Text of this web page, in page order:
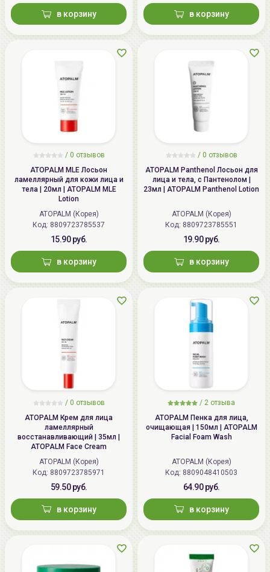
в корзину в корзину
/ 0 отзывов
ATOPALM MLE Лосьон
ламеллярный для кожи лица и
тела | 20мл | ATOPALM MLE
Lotion
ATOPALM (Корея)
Код: 8809723785537
15.90 руб.
в корзину
/ 0 отзывов
ATOPALM Panthenol Лосьон для
лица и тела, с Пантенолом |
23мл | ATOPALM Panthenol Lotion
ATOPALM (Корея)
Код: 8809723785551
19.90 руб.
в корзину
/ 0 отзывов
ATOPALM Крем для лица
ламеллярный
восстанавливающий | 35мл |
ATOPALM Face Cream
ATOPALM (Корея)
Код: 8809723785971
59.50 руб.
в корзину
/ 2 отзыва
ATOPALM Пенка для лица,
очищающая | 150мл | ATOPALM
Facial Foam Wash
ATOPALM (Корея)
Код: 8809048410503
64.90 руб.
в корзину